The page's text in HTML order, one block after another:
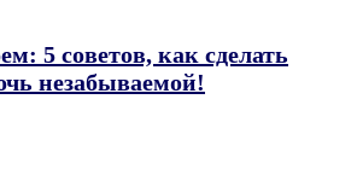
5 советов, как сделать
незабываемой!